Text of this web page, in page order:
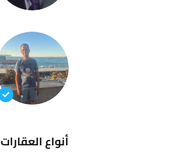
أنواع العقارات